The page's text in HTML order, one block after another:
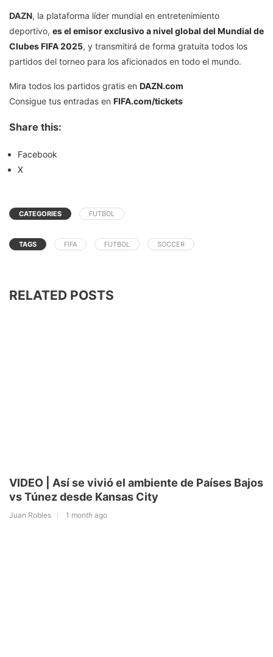
DAZN, la plataforma líder mundial en entretenimiento
deportivo, es el emisor exclusivo a nivel global del Mundial de
Clubes FIFA 2025, y transmitirá de forma gratuita todos los
partidos del torneo para los aficionados en todo el mundo.
Mira todos los partidos gratis en DAZN.com
Consigue tus entradas en FIFA.com/tickets
Share this:
Facebook
X
CATEGORIES FUTBOL
TAGS FIFA FUTBOL SOCCER
RELATED POSTS
VIDEO | Así se vivió el ambiente de Países Bajos
vs Túnez desde Kansas City
Juan Robles 1 month ago